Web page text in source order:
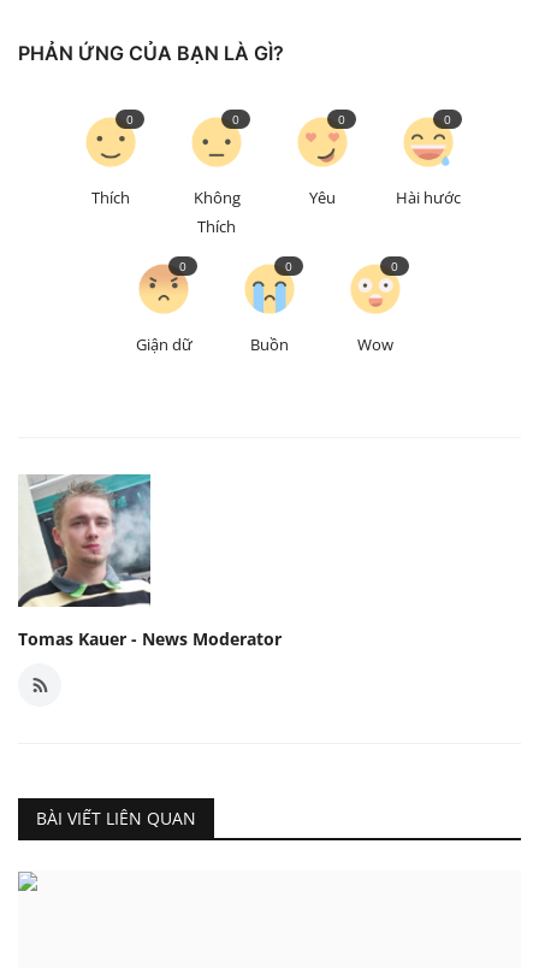
PHẢN ỨNG CỦA BẠN LÀ GÌ?
Thích
0
Không
Thích
0
Yêu
0
Hài hước
0
Giận dữ
0
Buồn
0
Wow
0
Tomas Kauer - News Moderator
BÀI VIẾT LIÊN QUAN